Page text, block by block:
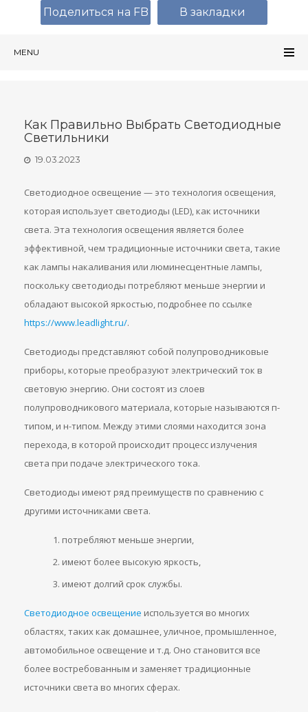
MENU
Как Правильно Выбрать Светодиодные
Светильники
19.03.2023
Светодиодное освещение — это технология освещения,
которая использует светодиоды (LED), как источники
света. Эта технология освещения является более
эффективной, чем традиционные источники света, такие
как лампы накаливания или люминесцентные лампы,
поскольку светодиоды потребляют меньше энергии и
обладают высокой яркостью, подробнее по ссылке
https://www.leadlight.ru/.
Светодиоды представляют собой полупроводниковые
приборы, которые преобразуют электрический ток в
световую энергию. Они состоят из слоев
полупроводникового материала, которые называются п-
типом, и н-типом. Между этими слоями находится зона
перехода, в которой происходит процесс излучения
света при подаче электрического тока.
Светодиоды имеют ряд преимуществ по сравнению с
другими источниками света.
потребляют меньше энергии,
имеют более высокую яркость,
имеют долгий срок службы.
Светодиодное освещение используется во многих
областях, таких как домашнее, уличное, промышленное,
автомобильное освещение и т.д. Оно становится все
более востребованным и заменяет традиционные
источники света во многих сферах.
Поделиться на FB В закладки